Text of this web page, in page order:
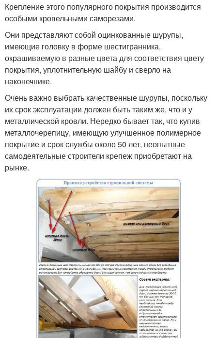
Крепление этого популярного покрытия производится
особыми кровельными саморезами.
Они представляют собой оцинкованные шурупы,
имеющие головку в форме шестигранника,
окрашиваемую в разные цвета для соответствия цвету
покрытия, уплотнительную шайбу и сверло на
наконечнике.
Очень важно выбрать качественные шурупы, поскольку
их срок эксплуатации должен быть таким же, что и у
металлической кровли. Нередко бывает так, что купив
металлочерепицу, имеющую улучшенное полимерное
покрытие и срок службы около 50 лет, неопытные
самодеятельные строители крепеж приобретают на
рынке.